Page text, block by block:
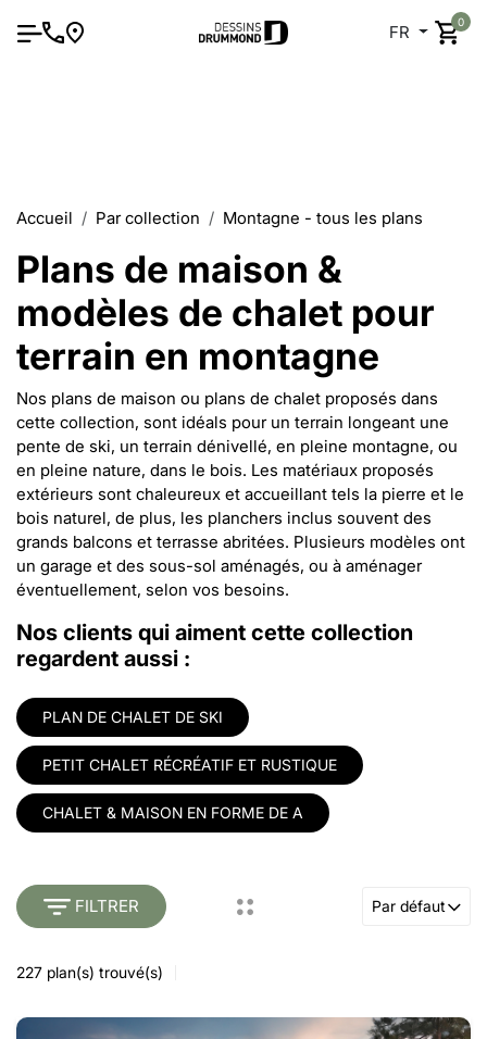
FR
0
Accueil Par collection Montagne - tous les plans
Plans de maison &
modèles de chalet pour
terrain en montagne
Nos plans de maison ou plans de chalet proposés dans
cette collection, sont idéals pour un terrain longeant une
pente de ski, un terrain dénivellé, en pleine montagne, ou
en pleine nature, dans le bois. Les matériaux proposés
extérieurs sont chaleureux et accueillant tels la pierre et le
bois naturel, de plus, les planchers inclus souvent des
grands balcons et terrasse abritées. Plusieurs modèles ont
un garage et des sous-sol aménagés, ou à aménager
éventuellement, selon vos besoins.
Nos clients qui aiment cette collection
regardent aussi :
PLAN DE CHALET DE SKI
PETIT CHALET RÉCRÉATIF ET RUSTIQUE
CHALET & MAISON EN FORME DE A
FILTRER Par défaut
227 plan(s) trouvé(s)